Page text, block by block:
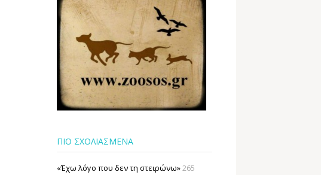
ΠΙΟ ΣΧΟΛΙΑΣΜΕΝΑ
«Έχω λόγο που δεν τη στειρώνω»265